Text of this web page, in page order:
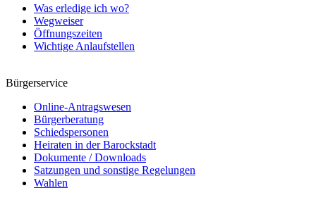
Was erledige ich wo?
Wegweiser
Öffnungszeiten
Wichtige Anlaufstellen
Bürgerservice
Online-Antragswesen
Bürgerberatung
Schiedspersonen
Heiraten in der Barockstadt
Dokumente / Downloads
Satzungen und sonstige Regelungen
Wahlen